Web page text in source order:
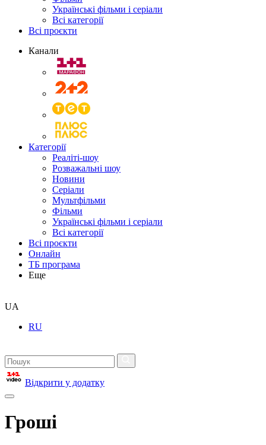
Українські фільми і серіали
Всі категорії
Всі проєкти
Канали
Категорії
Реаліті-шоу
Розважальні шоу
Новини
Серіали
Мультфільми
Фільми
Українські фільми і серіали
Всі категорії
Всі проєкти
Онлайн
ТБ програма
Еще
UA
RU
Відкрити у додатку
Гроші